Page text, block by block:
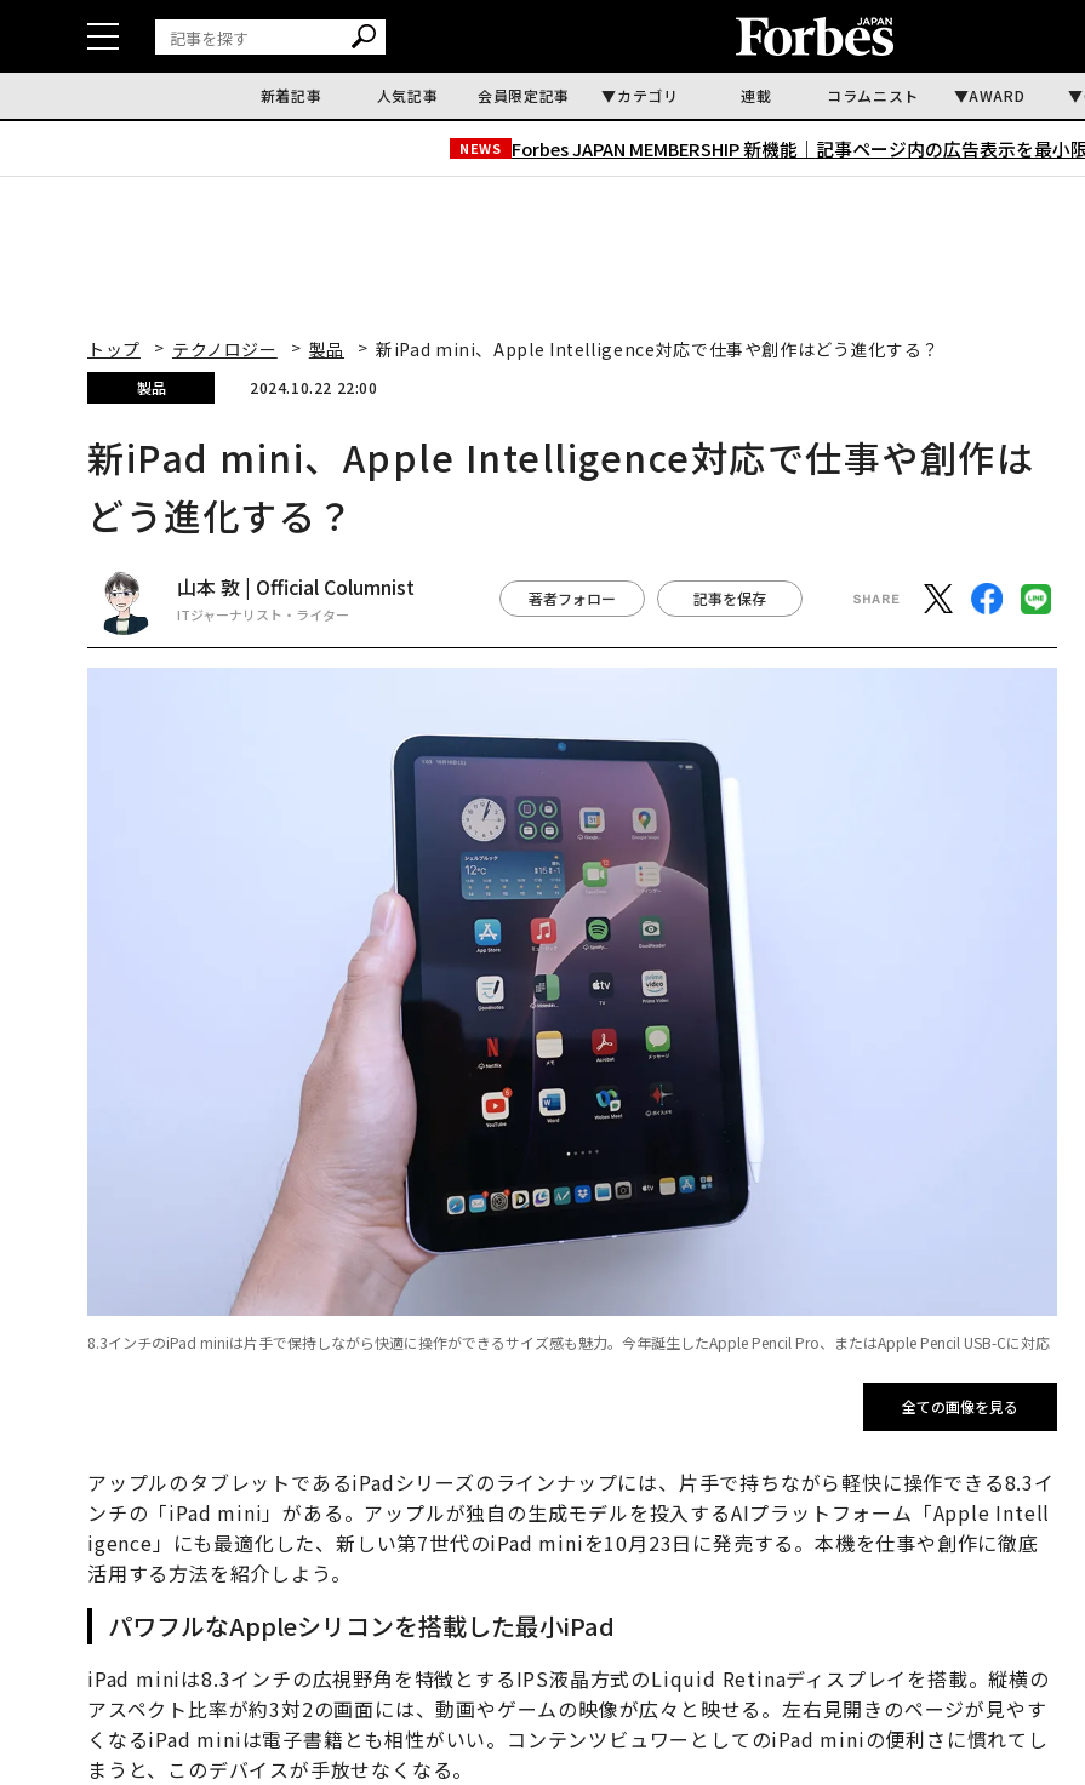
新着記事 人気記事 会員限定記事 カテゴリ 連載 コラムニスト AWARD
NEWS Forbes JAPAN MEMBERSHIP 新機能｜ 記事ページ内の広告表示を最小
トップ テクノロジー 製品 新iPad mini、Apple Intelligence対応で仕事や創作はどう進化する？
製品 2024.10.22 22:00
新iPad mini、Apple Intelligence対応で仕事や創作は
どう進化する？
山本 敦 | Official Columnist
ITジャーナリスト・ライター
著者フォロー 記事を保存
8.3インチのiPad miniは片手で保持しながら快適に操作ができるサイズ感も魅力。今年誕生したApple Pencil Pro、またはApple Pencil USB-Cに対応
全ての画像を見る
アップルのタブレットであるiPadシリーズのラインナップには、片手で持ちながら軽快に操作できる8.3イ
ンチの「iPad mini」がある。アップルが独自の生成モデルを投入するAIプラットフォーム「Apple Intell
igence」にも最適化した、新しい第7世代のiPad miniを10月23日に発売する。本機を仕事や創作に徹底
活用する方法を紹介しよう。
パワフルなAppleシリコンを搭載した最小iPad
iPad miniは8.3インチの広視野角を特徴とするIPS液晶方式のLiquid Retinaディスプレイを搭載。縦横の
アスペクト比率が約3対2の画面には、動画やゲームの映像が広々と映せる。左右見開きのページが見やす
くなるiPad miniは電子書籍とも相性がいい。コンテンツビュワーとしてのiPad miniの便利さに慣れてし
まうと、このデバイスが手放せなくなる。